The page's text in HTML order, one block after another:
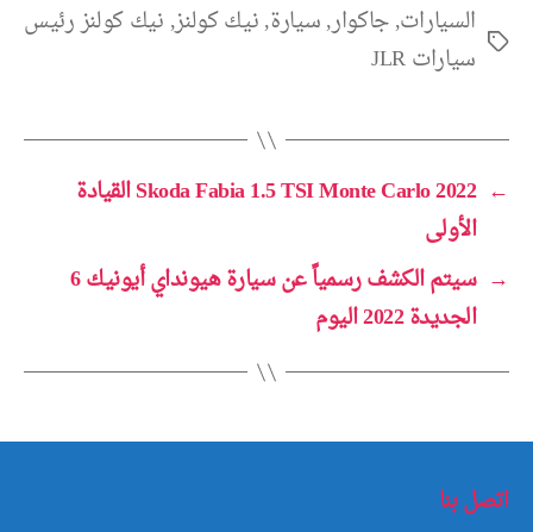
الوسوم
السيارات,جاكوار,سيارة,نيك كولنز,نيك كولنز رئيس
سيارات JLR
←
Skoda Fabia 1.5 TSI Monte Carlo 2022 القيادة
الأولى
→
سيتم الكشف رسمياً عن سيارة هيونداي أيونيك 6
الجديدة 2022 اليوم
اتصل بنا